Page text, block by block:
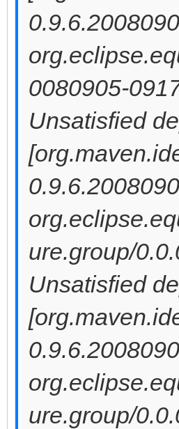
0080905-
Unsatisfied
ure.group/
Unsatisfied
ure.group/